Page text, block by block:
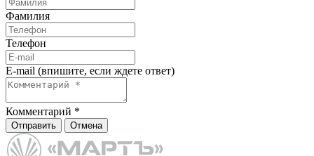
Фамилия
Телефон
E-mail (впишите, если ждете ответ)
Комментарий *
Отправить Отмена